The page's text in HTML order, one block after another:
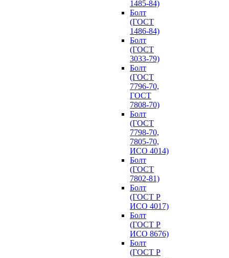
1485-84)
Болт
(ГОСТ
1486-84)
Болт
(ГОСТ
3033-79)
Болт
(ГОСТ
7796-70,
ГОСТ
7808-70)
Болт
(ГОСТ
7798-70,
7805-70,
ИСО 4014)
Болт
(ГОСТ
7802-81)
Болт
(ГОСТ Р
ИСО 4017)
Болт
(ГОСТ Р
ИСО 8676)
Болт
(ГОСТ Р